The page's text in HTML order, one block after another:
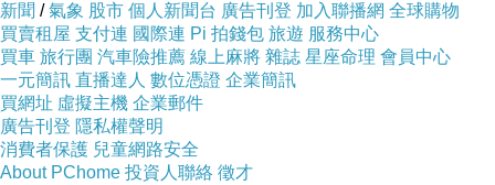
專業的服務方式有很多種，並不涉及風格，就如
同有些傢俱商也兼空間規劃，雖說在設計的部份
不算深入(多半以傢俱的擺設及販售為主)，但其
週邊的服務配套若完善，也是專業服務的一種。
諸多認定專業的條件中我認為較重要的，在於整
新聞 /氣象 股市 個人新聞台 廣告刊登 加入聯播網 全球購物
買賣租屋 支付連 國際連 Pi 拍錢包 旅遊 服務中心
買車 旅行團 汽車險推薦 線上麻將 雜誌 星座命理 會員中心
一元簡訊 直播達人 數位憑證 企業簡訊
買網址 虛擬主機 企業郵件
廣告刊登 隱私權聲明
消費者保護 兒童網路安全
About PChome 投資人聯絡 徵才